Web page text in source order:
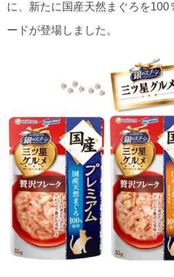
に、新たに国産天然まぐろを100
ードが登場しました。